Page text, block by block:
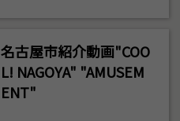
名古屋市紹介動画"COO
L! NAGOYA" "AMUSEM
ENT"